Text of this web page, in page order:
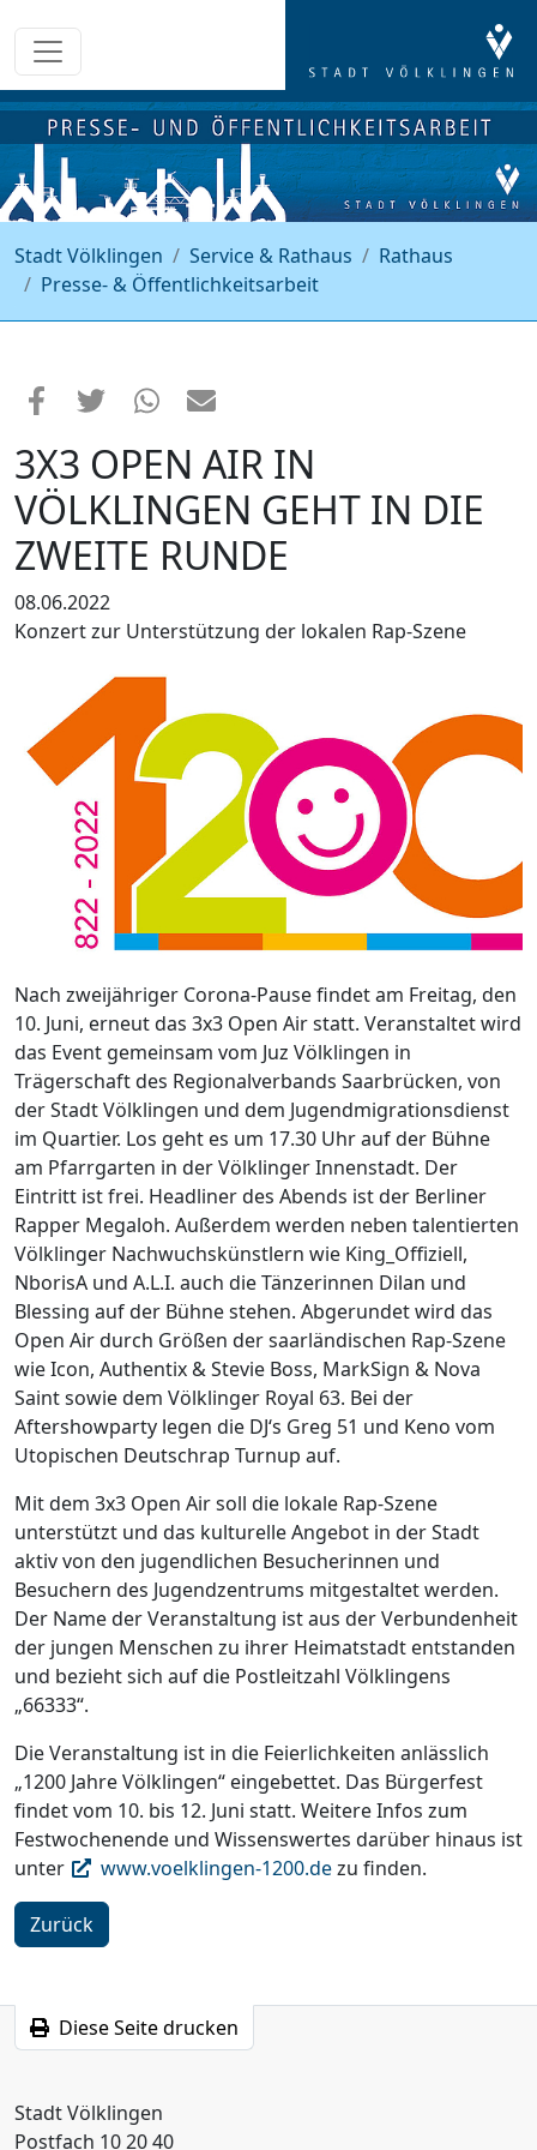
Stadt Völklingen Service & Rathaus
Rathaus
Presse- & Öffentlichkeitsarbeit
3X3 OPEN AIR IN
VÖLKLINGEN GEHT IN DIE
ZWEITE RUNDE
08.06.2022
Konzert zur Unterstützung der lokalen Rap-Szene
Nach zweijähriger Corona-Pause findet am Freitag, den
10. Juni, erneut das 3x3 Open Air statt. Veranstaltet wird
das Event gemeinsam vom Juz Völklingen in
Trägerschaft des Regionalverbands Saarbrücken, von
der Stadt Völklingen und dem Jugendmigrationsdienst
im Quartier. Los geht es um 17.30 Uhr auf der Bühne
am Pfarrgarten in der Völklinger Innenstadt. Der
Eintritt ist frei. Headliner des Abends ist der Berliner
Rapper Megaloh. Außerdem werden neben talentierten
Völklinger Nachwuchskünstlern wie King_Offiziell,
NborisA und A.L.I. auch die Tänzerinnen Dilan und
Blessing auf der Bühne stehen. Abgerundet wird das
Open Air durch Größen der saarländischen Rap-Szene
wie Icon, Authentix & Stevie Boss, MarkSign & Nova
Saint sowie dem Völklinger Royal 63. Bei der
Aftershowparty legen die DJ‘s Greg 51 und Keno vom
Utopischen Deutschrap Turnup auf.
Mit dem 3x3 Open Air soll die lokale Rap-Szene
unterstützt und das kulturelle Angebot in der Stadt
aktiv von den jugendlichen Besucherinnen und
Besuchern des Jugendzentrums mitgestaltet werden.
Der Name der Veranstaltung ist aus der Verbundenheit
der jungen Menschen zu ihrer Heimatstadt entstanden
und bezieht sich auf die Postleitzahl Völklingens
„66333“.
Die Veranstaltung ist in die Feierlichkeiten anlässlich
„1200 Jahre Völklingen“ eingebettet. Das Bürgerfest
findet vom 10. bis 12. Juni statt. Weitere Infos zum
Festwochenende und Wissenswertes darüber hinaus ist
unter
www.voelklingen-1200.dezu finden.
Zurück
Diese Seite drucken
Stadt Völklingen
Postfach 10 20 40